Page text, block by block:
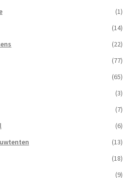
(1)
(14)
(22)
(77)
(65)
(3)
(7)
(6)
(13)
(18)
(9)